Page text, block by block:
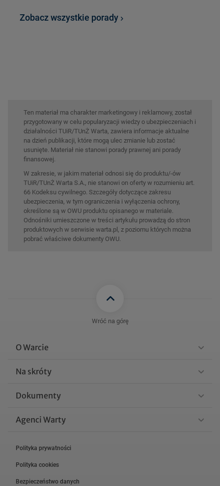
Zobacz wszystkie porady
Ten materiał ma charakter marketingowy i reklamowy, został
przygotowany w celu popularyzacji wiedzy o ubezpieczeniach i
działalności TUiR/TUnŻ Warta, zawiera informacje aktualne
na dzień publikacji, które mogą ulec zmianie lub zostać
usunięte. Materiał nie stanowi porady prawnej ani porady
finansowej.
W zakresie, w jakim materiał odnosi się do produktu/-ów
TUiR/TUnŻ Warta S.A., nie stanowi on oferty w rozumieniu art.
66 Kodeksu cywilnego. Szczegóły dotyczące zakresu
ubezpieczenia, w tym ograniczenia i wyłączenia ochrony,
określone są w OWU produktu opisanego w materiale.
Odnośniki umieszczone w treści artykułu prowadzą do stron
produktowych w serwisie warta.pl, z poziomu których można
pobrać właściwe dokumenty OWU.
Wróć na górę
O Warcie
Na skróty
Dokumenty
Agenci Warty
Polityka prywatności
Polityka cookies
Bezpieczeństwo danych